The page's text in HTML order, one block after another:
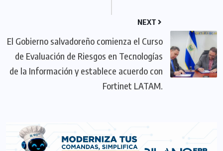
NEXT
El Gobierno salvadoreño comienza el Curso
de Evaluación de Riesgos en Tecnologías
de la Información y establece acuerdo con
Fortinet LATAM.